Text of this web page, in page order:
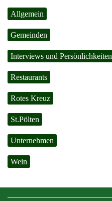
Allgemein
Gemeinden
Interviews und Persönlichkeiten
Restaurants
Rotes Kreuz
St.Pölten
Unternehmen
Wein